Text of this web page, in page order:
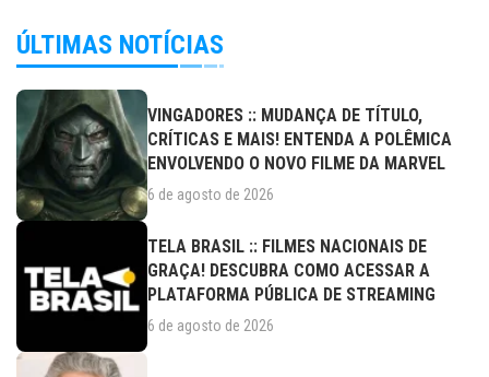
ÚLTIMAS NOTÍCIAS
VINGADORES :: MUDANÇA DE TÍTULO,
CRÍTICAS E MAIS! ENTENDA A POLÊMICA
ENVOLVENDO O NOVO FILME DA MARVEL
6 de agosto de 2026
TELA BRASIL :: FILMES NACIONAIS DE
GRAÇA! DESCUBRA COMO ACESSAR A
PLATAFORMA PÚBLICA DE STREAMING
6 de agosto de 2026